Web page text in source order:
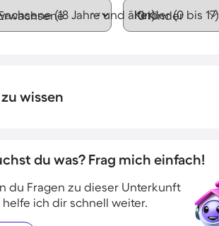
(18 Jahre und älter)Kinder (0 bis 17)
wissen
du was? Frag mich einfach!
du Fragen zu dieser Unterkunft
helfe ich dir schnell weiter.